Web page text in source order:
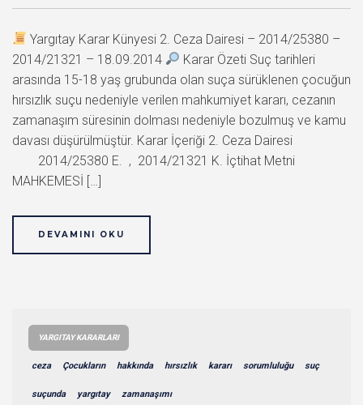
Yargıtay Karar Künyesi 2. Ceza Dairesi – 2014/25380 –
2014/21321 – 18.09.2014
Karar Özeti Suç tarihleri
arasında 15-18 yaş grubunda olan suça sürüklenen çocuğun
hırsızlık suçu nedeniyle verilen mahkumiyet kararı, cezanın
zamanaşım süresinin dolması nedeniyle bozulmuş ve kamu
davası düşürülmüştür. Karar İçeriği 2. Ceza Dairesi
2014/25380 E. , 2014/21321 K. İçtihat Metni
MAHKEMESİ […]
DEVAMINI OKU
YARGITAY KARARLARI
ceza Çocukların hakkında hırsızlık kararı sorumluluğu suç
suçunda yargıtay zamanaşımı